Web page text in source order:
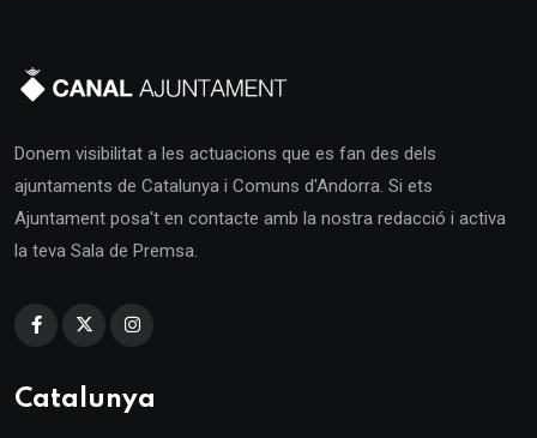
Donem visibilitat a les actuacions que es fan des dels
ajuntaments de Catalunya i Comuns d'Andorra. Si ets
Ajuntament posa't en contacte amb la nostra redacció i activa
la teva Sala de Premsa.
Catalunya